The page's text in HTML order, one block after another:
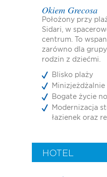
Okiem Grecosa
Położony przy
Sidari, w
centrum. To
zarówno dla
rodzin z dziećmi.
Blisko plaży
Minizjeżdżalnie
Bogate życie
Modernizacja
łazienek oraz
HOTEL